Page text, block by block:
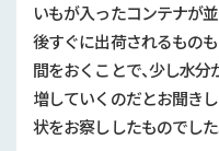
いもが入ったコンテナが
後すぐに出荷されるもの
間をおくことで、少し水
増していくのだとお聞き
状をお察ししたものでした